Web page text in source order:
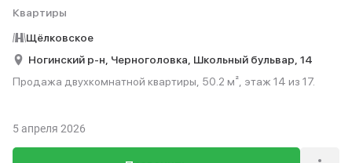
Квартиры
Щёлковское
Ногинский р-н, Черноголовка, Школьный бульвар, 14
Продажа двухкомнатной квартиры, 50.2 м², этаж 14 из 17.
5 апреля 2026